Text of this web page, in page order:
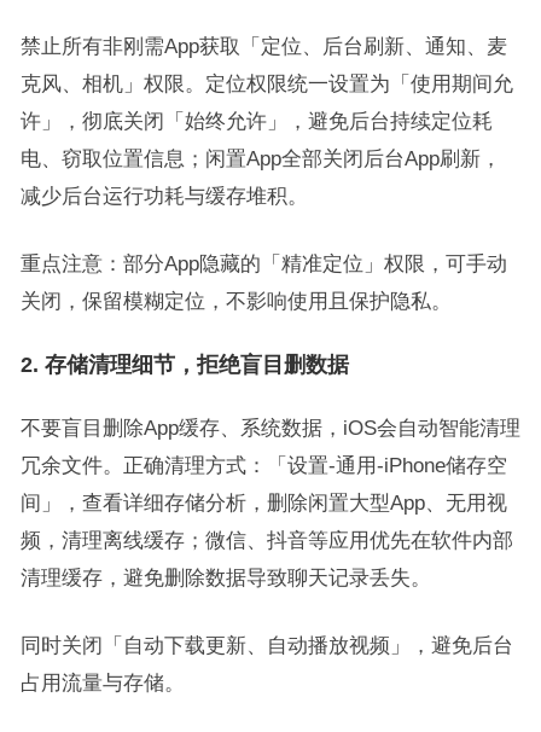
禁止所有非刚需App获取「定位、后台刷新、通知、麦
克风、相机」权限。定位权限统一设置为「使用期间允
许」，彻底关闭「始终允许」，避免后台持续定位耗
电、窃取位置信息；闲置App全部关闭后台App刷新，
减少后台运行功耗与缓存堆积。
重点注意：部分App隐藏的「精准定位」权限，可手动
关闭，保留模糊定位，不影响使用且保护隐私。
2. 存储清理细节，拒绝盲目删数据
不要盲目删除App缓存、系统数据，iOS会自动智能清理
冗余文件。正确清理方式：「设置-通用-iPhone储存空
间」，查看详细存储分析，删除闲置大型App、无用视
频，清理离线缓存；微信、抖音等应用优先在软件内部
清理缓存，避免删除数据导致聊天记录丢失。
同时关闭「自动下载更新、自动播放视频」，避免后台
占用流量与存储。